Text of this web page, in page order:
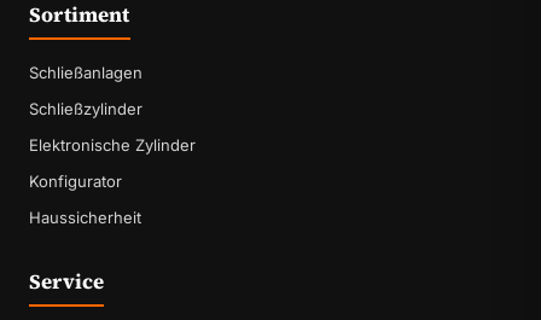
Sortiment
Schließanlagen
Schließzylinder
Elektronische Zylinder
Konfigurator
Haussicherheit
Service